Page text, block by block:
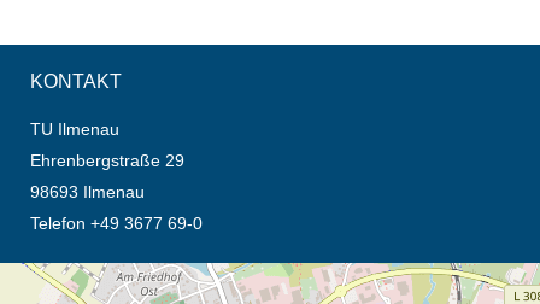
KONTAKT
TU Ilmenau
Ehrenbergstraße 29
98693 Ilmenau
Telefon +49 3677 69-0
Öffnet die Anfahrtsbeschreibung in neuem Tab (Karte)